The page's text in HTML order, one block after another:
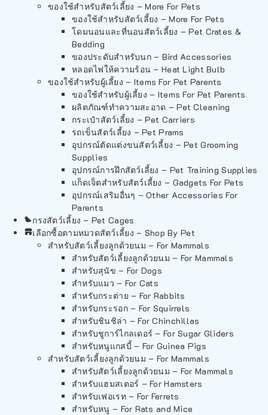
ของใช้สำหรับสัตว์เลี้ยง – More For Pets
ของใช้สำหรับสัตว์เลี้ยง – More For Pets
โดมนอนและที่นอนสัตว์เลี้ยง – Pet Crates &
Bedding
ของประดับสำหรับนก – Bird Accessories
หลอดไฟให้ความร้อน – Heat Light Bulb
ของใช้สำหรับผู้เลี้ยง – Items For Pet Parents
ของใช้สำหรับผู้เลี้ยง – Items For Pet Parents
ผลิตภัณฑ์ทำความสะอาด – Pet Cleaning
กระเป๋าสัตว์เลี้ยง – Pet Carriers
รถเข็นสัตว์เลี้ยง – Pet Prams
อุปกรณ์ตัดแต่งขนสัตว์เลี้ยง – Pet Grooming
Supplies
อุปกรณ์การฝึกสัตว์เลี้ยง – Pet Training Supplies
แก็ดเจ็ตสำหรับสัตว์เลี้ยง – Gadgets For Pets
อุปกรณ์เสริมอื่นๆ – Other Accessories For
Parents
กรงสัตว์เลี้ยง – Pet Cages
เลือกซื้อตามหมวดสัตว์เลี้ยง – Shop By Pet
สำหรับสัตว์เลี้ยงลูกด้วยนม – For Mammals
สำหรับสัตว์เลี้ยงลูกด้วยนม – For Mammals
สำหรับสุนัข – For Dogs
สำหรับแมว – For Cats
สำหรับกระต่าย – For Rabbits
สำหรับกระรอก – For Squirrels
สำหรับชินชิล่า – For Chinchillas
สำหรับชูการ์ไกลเดอร์ – For Sugar Gliders
สำหรับหนูแกสบี้ – For Guinea Pigs
สำหรับสัตว์เลี้ยงลูกด้วยนม – For Mammals
สำหรับสัตว์เลี้ยงลูกด้วยนม – For Mammals
สำหรับแฮมสเตอร์ – For Hamsters
สำหรับเฟอเรท – For Ferrets
สำหรับหนู – For Rats and Mice